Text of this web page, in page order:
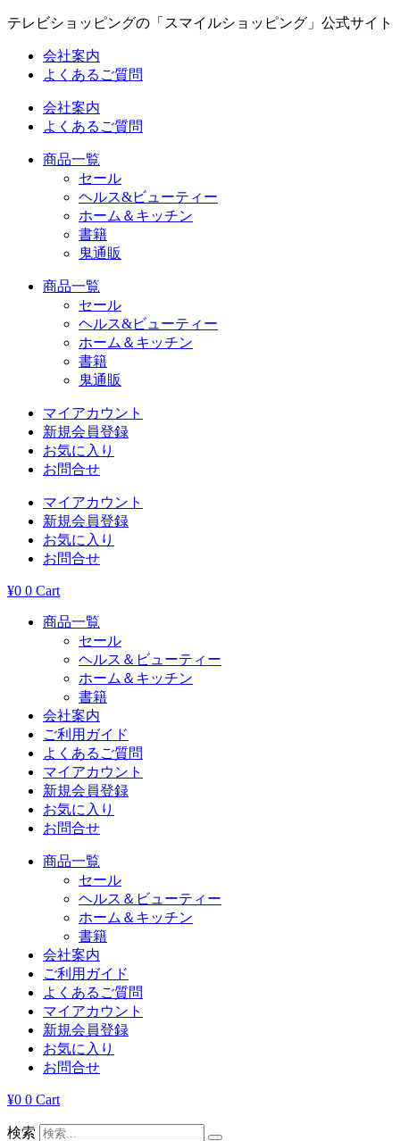
コ
テレビショッピングの「スマイルショッピング」公式サイト
会社案内
よくあるご質問
会社案内
よくあるご質問
商品一覧
セール
ヘルス&ビューティー
ホーム＆キッチン
書籍
鬼通販
商品一覧
セール
ヘルス&ビューティー
ホーム＆キッチン
書籍
鬼通販
マイアカウント
新規会員登録
お気に入り
お問合せ
マイアカウント
新規会員登録
お気に入り
お問合せ
¥0 0 Cart
商品一覧
セール
ヘルス＆ビューティー
ホーム＆キッチン
書籍
会社案内
ご利用ガイド
よくあるご質問
マイアカウント
新規会員登録
お気に入り
お問合せ
商品一覧
セール
ヘルス＆ビューティー
ホーム＆キッチン
書籍
会社案内
ご利用ガイド
よくあるご質問
マイアカウント
新規会員登録
お気に入り
お問合せ
¥0 0 Cart
検索